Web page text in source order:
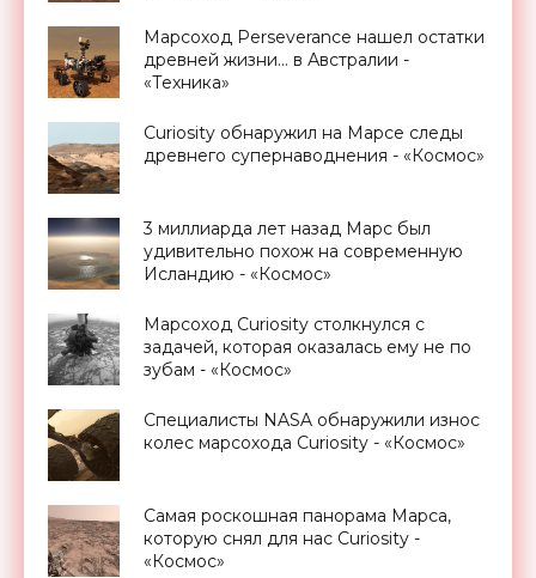
Марсоход Perseverance нашел остатки
древней жизни... в Австралии -
«Техника»
Curiosity обнаружил на Марсе следы
древнего супернаводнения - «Космос»
3 миллиарда лет назад Марс был
удивительно похож на современную
Исландию - «Космос»
Марсоход Curiosity столкнулся с
задачей, которая оказалась ему не по
зубам - «Космос»
Специалисты NASA обнаружили износ
колес марсохода Curiosity - «Космос»
Самая роскошная панорама Марса,
которую снял для нас Curiosity -
«Космос»